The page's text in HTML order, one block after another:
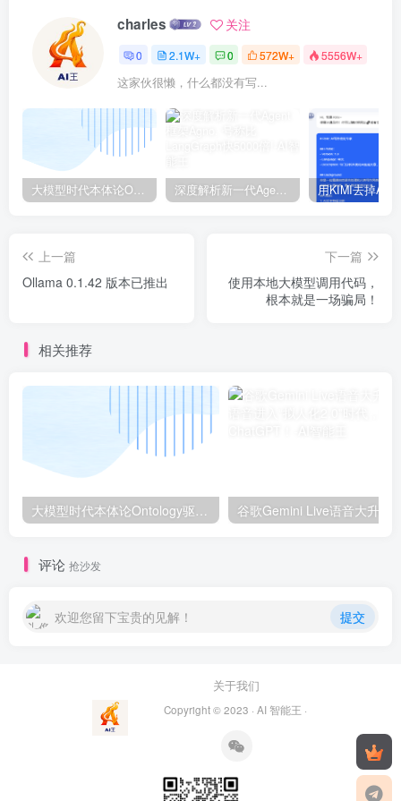
charles 关注
0 2.1W+ 0 572W+ 5556W+
这家伙很懒，什么都没有写...
大模型时代本体论Ontology驱动的AI知识引擎助力企业智能决策系统的未来进化-一篇献给企业董事会和CIO的深度思考(第一篇) 深度解析新一代Agent框架Agno, 号称比LangGraph快5000倍!
上一篇
Ollama 0.1.42 版本已推出
下一篇
使用本地大模型调用代码，
根本就是一场骗局！
相关推荐
大模型时代本体论Ontology驱动的AI知识引擎助力企业智能决策系统的未来进化-一篇献给企业董事会和CIO的深度思考(第一篇)
评论 抢沙发
欢迎您留下宝贵的见解！ 提交
关于我们
Copyright © 2023 · AI 智能王 ·